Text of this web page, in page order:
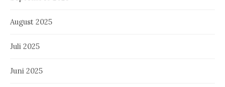
August 2025
Juli 2025
Juni 2025